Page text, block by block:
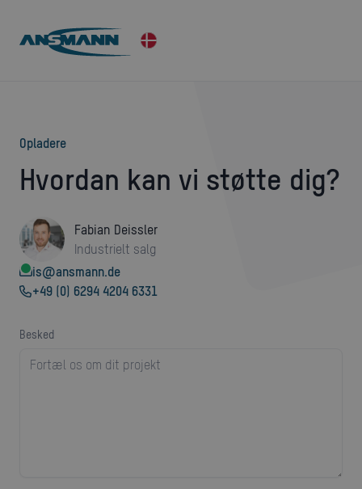
opladere
Hvordan kan vi støtte dig?
Fabian Deissler
Industrielt salg
is@ansmann.de
+49 (0) 6294 4204 6331
besked